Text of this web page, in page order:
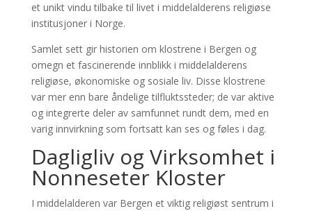
et unikt vindu tilbake til livet i middelalderens religiøse
institusjoner i Norge.
Samlet sett gir historien om klostrene i Bergen og
omegn et fascinerende innblikk i middelalderens
religiøse, økonomiske og sosiale liv. Disse klostrene
var mer enn bare åndelige tilfluktssteder; de var aktive
og integrerte deler av samfunnet rundt dem, med en
varig innvirkning som fortsatt kan ses og føles i dag.
Dagligliv og Virksomhet i
Nonneseter Kloster
I middelalderen var Bergen et viktig religiøst sentrum i